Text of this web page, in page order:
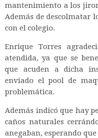
mantenimiento a los
Además de descolmatar
con el colegio.
Enrique Torres
atendida, ya que se
que acuden a dicha
enviado el pool de
problemática.
Además indicó que hay
caños naturales
anegaban, esperando